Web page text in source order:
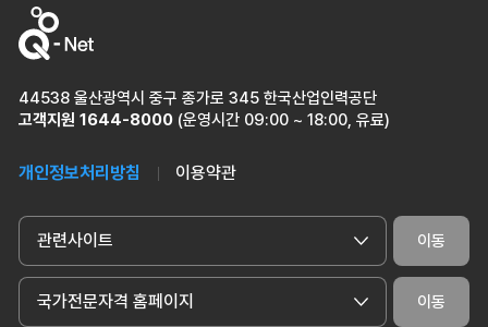
44538 울산광역시 중구 종가로 345 한국산업인력공단
고객지원 1644-8000 (운영시간 09:00 ~ 18:00, 유료)
개인정보처리방침 이용약관
관련사이트 이동
국가전문자격 홈페이지 이동